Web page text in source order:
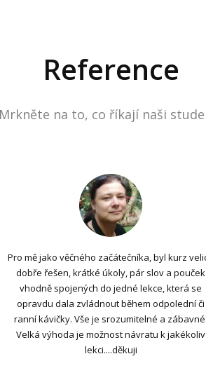
Reference
Mrkněte na to, co říkají naši
Pro mě jako věčného začátečníka, byl kurz
dobře řešen, krátké úkoly, pár slov a pouček
vhodně spojených do jedné lekce, která se
opravdu dala zvládnout během odpolední či
ranní kávičky. Vše je srozumitelné a zábavné.
Velká výhoda je možnost návratu k jakékoliv
lekci....děkuji